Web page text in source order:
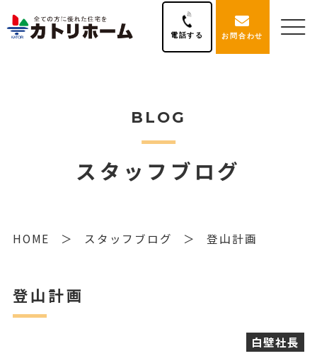
電話する お問合わせ
BLOG
スタッフブログ
HOME スタッフブログ 登山計画
登山計画
白壁社長